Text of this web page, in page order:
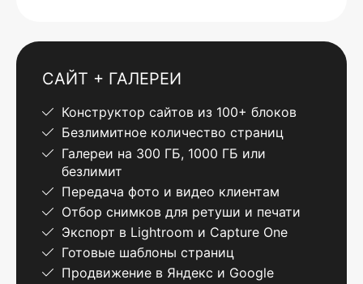
САЙТ + ГАЛЕРЕИ
Конструктор сайтов из 100+ блоков
Безлимитное количество страниц
Галереи на 300 ГБ, 1000 ГБ или
безлимит
Передача фото и видео клиентам
Отбор снимков для ретуши и печати
Экспорт в Lightroom и Capture One
Готовые шаблоны страниц
Продвижение в Яндекс и Google